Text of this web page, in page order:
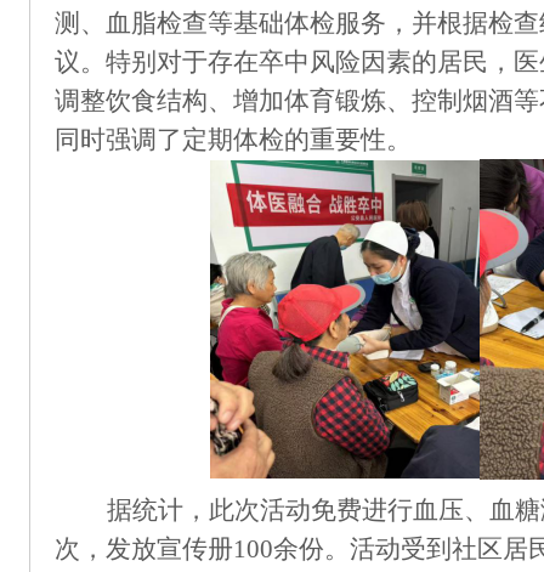
测、血脂检查等基础体检服务，并根据检
议。 特别 对于存在卒中风险因素的居民，
调整饮食结构、增加体育锻炼、控制烟酒
同时强调了定期体检的重要性。
据统计，此次活动免费进行血压、血
次，发放宣传册100余份。活动受到社区居